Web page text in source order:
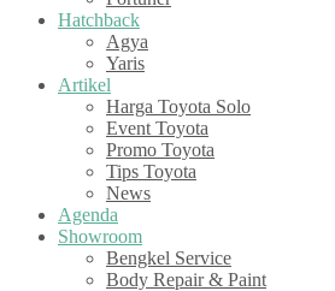
Hatchback
Agya
Yaris
Artikel
Harga Toyota Solo
Event Toyota
Promo Toyota
Tips Toyota
News
Agenda
Showroom
Bengkel Service
Body Repair & Paint